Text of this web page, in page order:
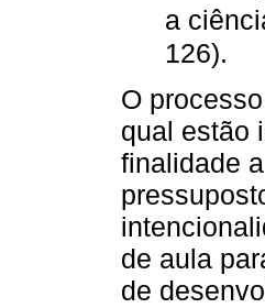
a
126).
O
qual estão
finalidade
de aula
de